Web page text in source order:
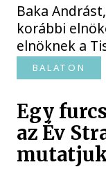
Baka
korábbi
elnöknek a
BALATON
Egy
az Év